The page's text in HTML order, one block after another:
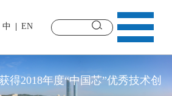
中 EN
得2018年度“中国芯”优秀技术创